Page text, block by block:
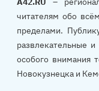
читателям обо
пределами.
развлекательные
особого внимания
Новокузнецка и